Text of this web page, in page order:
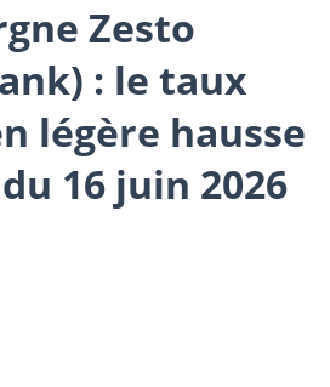
Zesto
: le taux
légère hausse
16 juin 2026